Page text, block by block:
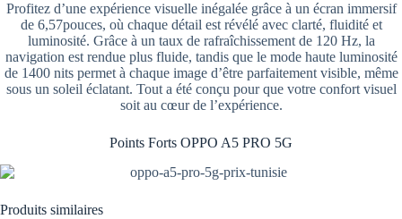
Profitez d’une expérience visuelle inégalée grâce à un écran immersif
de 6,57pouces, où chaque détail est révélé avec clarté, fluidité et
luminosité. Grâce à un taux de rafraîchissement de 120 Hz, la
navigation est rendue plus fluide, tandis que le mode haute luminosité
de 1400 nits permet à chaque image d’être parfaitement visible, même
sous un soleil éclatant. Tout a été conçu pour que votre confort visuel
soit au cœur de l’expérience.
Points Forts OPPO A5 PRO 5G
Produits similaires